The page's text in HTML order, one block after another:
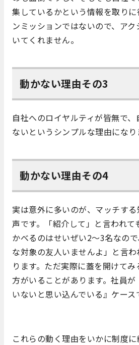
集しているかという情報を取り
ンミッションではないので、ア
いてくれません。
動かない理由その3
自社へのロイヤルティが皆無で、
ないというシンプルな理由になり
動かない理由その4
実は意外に多いのが、マッチす
声です。「紹介して」と言われ
かべるのはせいぜい2～3名なの
な対象の友人いませんよ」と言
ります。ただ実際に蓋を開けて
方がいることがあります。社員
いないと思い込んでいる』ケース
これらの動く理由をいかに制度